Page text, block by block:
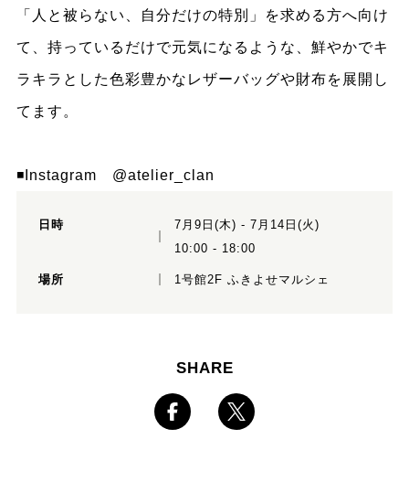
「人と被らない、自分だけの特別」を求める方へ向け
て、持っているだけで元気になるような、鮮やかでキ
ラキラとした色彩豊かなレザーバッグや財布を展開し
てます。
◾️Instagram @atelier_clan
日時
7月9日(木) - 7月14日(火)
10:00 - 18:00
場所 1号館2F ふきよせマルシェ
SHARE